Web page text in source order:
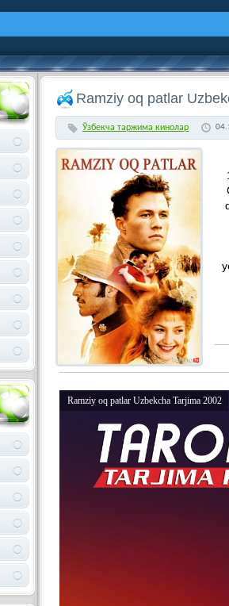
Ramziy oq patlar
Ўзбекча таржима кинолар
Ramziy oq patlar Uzbekcha Tarjima 2002